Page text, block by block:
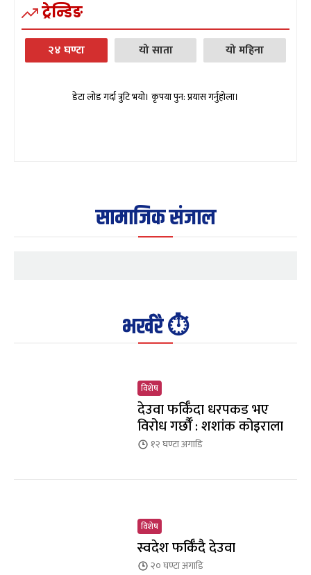
ट्रेन्डिङ
२४ घण्टा यो साता यो महिना
डेटा लोड गर्दा त्रुटि भयो। कृपया पुन: प्रयास गर्नुहोला।
सामाजिक संजाल
भर्खरै ⏱️
विशेष
देउवा फर्किँदा धरपकड भए
विरोध गर्छौँं : शशांक कोइराला
१२ घण्टाअगाडि
विशेष
स्वदेश फर्किँदै देउवा
२० घण्टाअगाडि